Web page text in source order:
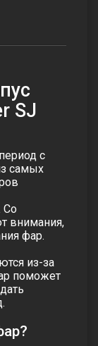
SJ
с
самых
Со
внимания,
фар.
из-за
поможет